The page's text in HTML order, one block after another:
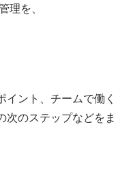
理を、
イント、チームで働く
次のステップなどをま